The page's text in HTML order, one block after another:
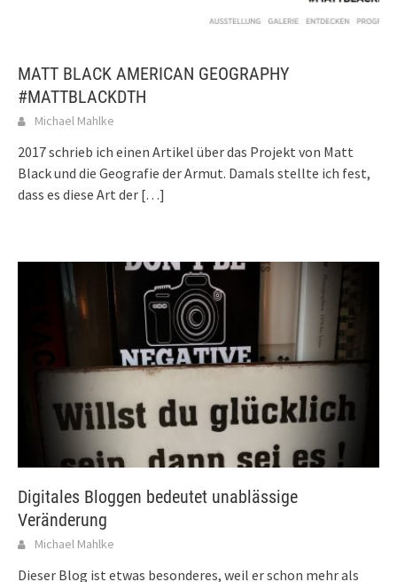
MATT BLACK AMERICAN GEOGRAPHY
#MATTBLACKDTH
Michael Mahlke
2017 schrieb ich einen Artikel über das Projekt von Matt
Black und die Geografie der Armut. Damals stellte ich fest,
dass es diese Art der […]
Digitales Bloggen bedeutet unablässige
Veränderung
Michael Mahlke
Dieser Blog ist etwas besonderes, weil er schon mehr als